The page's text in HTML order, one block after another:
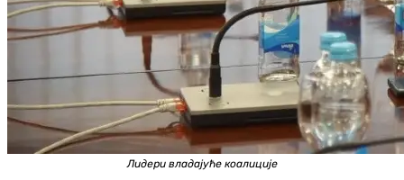
Лидери владајуће коалиције